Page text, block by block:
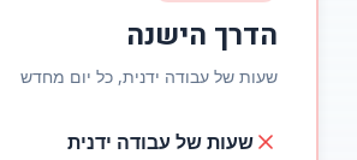
הדרך הישנה
שעות של עבודה ידנית, כל יום מחדש
שעות של עבודה ידנית